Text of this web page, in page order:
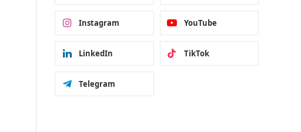
Instagram YouTube
LinkedIn TikTok
Telegram